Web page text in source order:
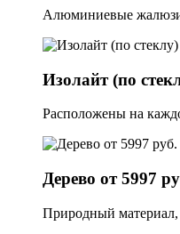
Алюминиевые жалюзи,
Изолайт (по
Расположены на
Дерево от 5997
Природный материал,